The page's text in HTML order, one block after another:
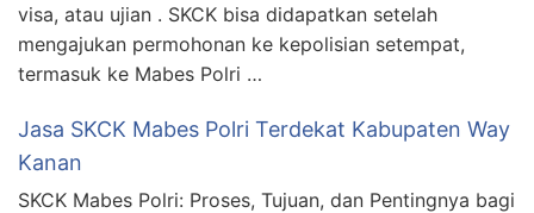
visa, atau ujian . SKCK bisa didapatkan setelah
mengajukan permohonan ke kepolisian setempat,
termasuk ke Mabes Polri …
Jasa SKCK Mabes Polri Terdekat Kabupaten Way
Kanan
SKCK Mabes Polri: Proses, Tujuan, dan Pentingnya bagi